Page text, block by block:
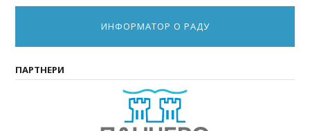
ИНФОРМАТОР О РАДУ
ПАРТНЕРИ